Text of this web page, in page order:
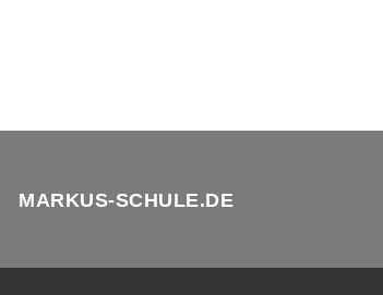
MARKUS-SCHULE.DE